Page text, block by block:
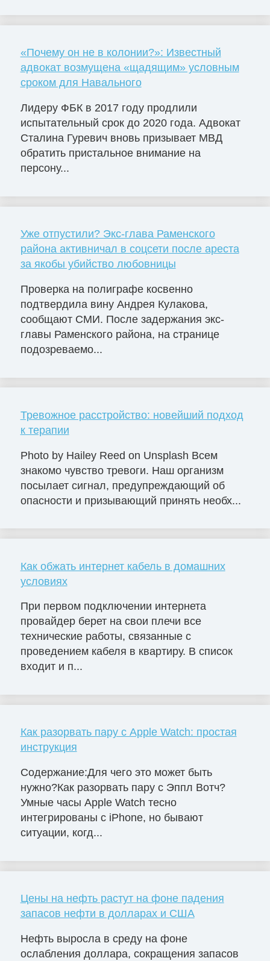
«Почему он не в колонии?»: Известный
адвокат возмущена «щадящим» условным
сроком для Навального
Лидеру ФБК в 2017 году продлили
испытательный срок до 2020 года. Адвокат
Сталина Гуревич вновь призывает МВД
обратить пристальное внимание на
персону...
Уже отпустили? Экс-глава Раменского
района активничал в соцсети после ареста
за якобы убийство любовницы
Проверка на полиграфе косвенно
подтвердила вину Андрея Кулакова,
сообщают СМИ. После задержания экс-
главы Раменского района, на странице
подозреваемо...
Тревожное расстройство: новейший подход
к терапии
Photo by Hailey Reed on Unsplash Всем
знакомо чувство тревоги. Наш организм
посылает сигнал, предупреждающий об
опасности и призывающий принять необх...
Как обжать интернет кабель в домашних
условиях
При первом подключении интернета
провайдер берет на свои плечи все
технические работы, связанные с
проведением кабеля в квартиру. В список
входит и п...
Как разорвать пару с Apple Watch: простая
инструкция
Содержание:Для чего это может быть
нужно?Как разорвать пару с Эппл Вотч?
Умные часы Apple Watch тесно
интегрированы с iPhone, но бывают
ситуации, когд...
Цены на нефть растут на фоне падения
запасов нефти в долларах и США
Нефть выросла в среду на фоне
ослабления доллара, сокращения запасов